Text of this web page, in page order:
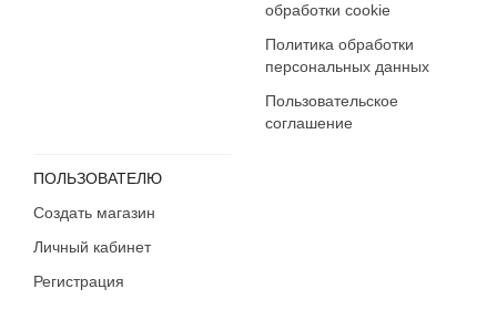
обработки cookie
Политика обработки
персональных данных
Пользовательское
соглашение
ПОЛЬЗОВАТЕЛЮ
Создать магазин
Личный кабинет
Регистрация